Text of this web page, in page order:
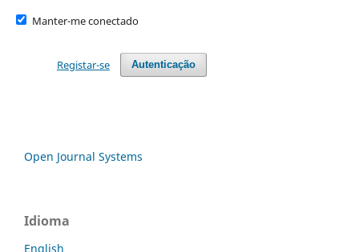
Manter-me conectado
Autenticação
Registar-se
Open Journal Systems
Idioma
English